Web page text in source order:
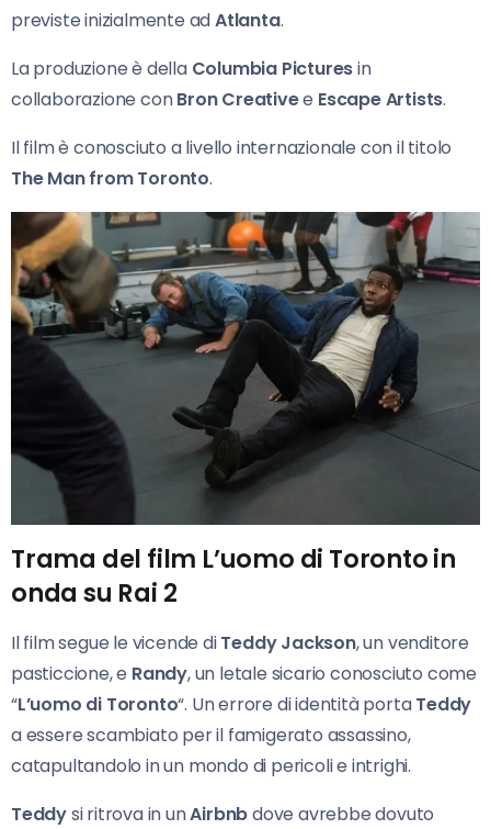
previste inizialmente adAtlanta.
La produzione è della Columbia Picturesin
collaborazione conBron Creativee Escape Artists.
Il film è conosciuto a livello internazionale con il titolo
The Man from Toronto.
Trama del film L’uomo di Toronto in
onda su Rai 2
Il film segue le vicende diTeddy Jackson, un venditore
pasticcione, e Randy, un letale sicario conosciuto come
“L’uomo di Toronto“. Un errore di identità portaTeddy
a essere scambiato per il famigerato assassino,
catapultandolo in un mondo di pericoli e intrighi.
Teddysi ritrova in unAirbnbdove avrebbe dovuto